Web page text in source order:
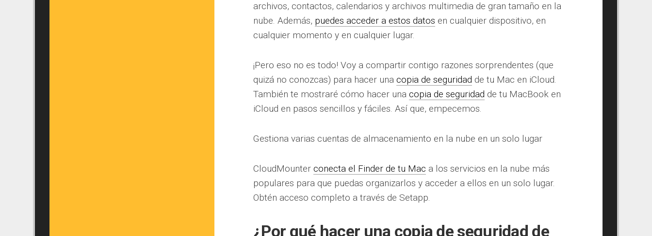
archivos, contactos, calendarios y archivos multimedia de gran tamaño en la
nube. Además, puedes acceder a estos datos en cualquier dispositivo, en
cualquier momento y en cualquier lugar.
¡Pero eso no es todo! Voy a compartir contigo razones sorprendentes (que
quizá no conozcas) para hacer una copia de seguridad de tu Mac en iCloud.
También te mostraré cómo hacer una copia de seguridad de tu MacBook en
iCloud en pasos sencillos y fáciles. Así que, empecemos.
Gestiona varias cuentas de almacenamiento en la nube en un solo lugar
CloudMounter conecta el Finder de tu Mac a los servicios en la nube más
populares para que puedas organizarlos y acceder a ellos en un solo lugar.
Obtén acceso completo a través de Setapp.
¿Por qué hacer una copia de seguridad de